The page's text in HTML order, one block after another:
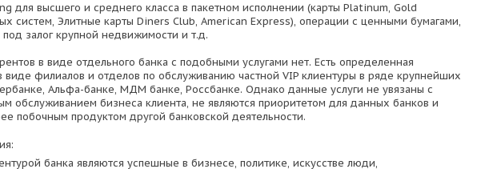
для высшего и среднего класса в пакетном исполнении (карты Platinum, Gold
систем, Элитные карты Diners Club, American Express), операции с ценными бумагами,
залог крупной недвижимости и т.д.
в виде отдельного банка с подобными услугами нет. Есть определенная
виде филиалов и отделов по обслуживанию частной VIP клиентуры в ряде крупнейших
Альфа-банке, МДМ банке, Россбанке. Однако данные услуги не увязаны с
обслуживанием бизнеса клиента, не являются приоритетом для данных банков и
побочным продуктом другой банковской деятельности.
банка являются успешные в бизнесе, политике, искусстве люди,